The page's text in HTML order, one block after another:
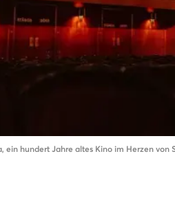
ein hundert Jahre altes Kino im Herzen